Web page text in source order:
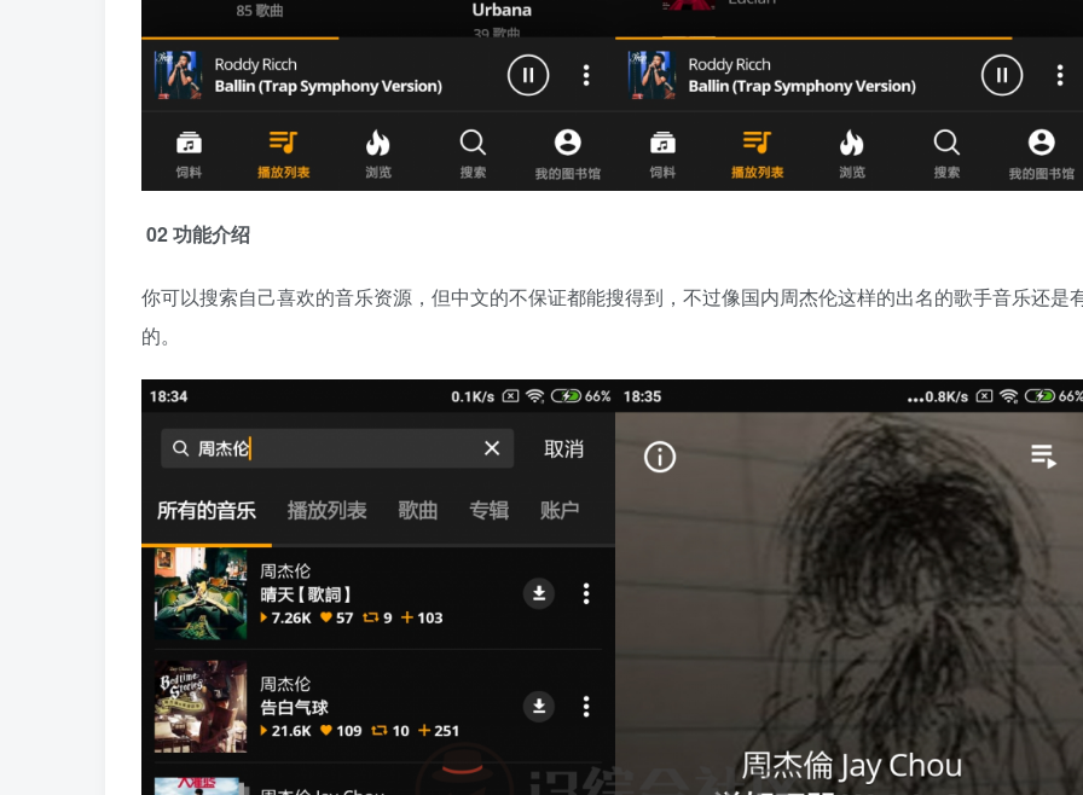
02 功能介绍
你可以搜索自己喜欢的音乐资源，但中文的不保证都能搜得到，不过像国内周杰伦这样的出名的歌手音乐还是
的。